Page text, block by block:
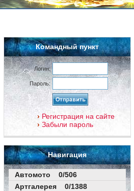
Командный пункт
Логин:
Пароль:
Регистрация на сайте
Забыли пароль
Навигация
Автомото 0/506
Артгалерея 0/1388